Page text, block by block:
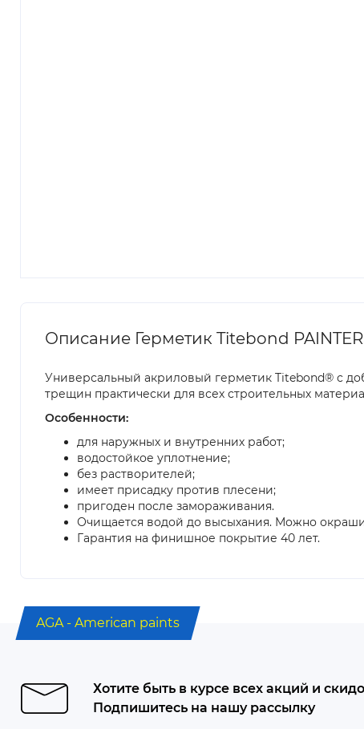
Описание Герметик Titebond
Универсальный акриловый герметик Titebond® с
трещин практически для всех строительных
Особенности:
для наружных и внутренних работ;
водостойкое уплотнение;
без растворителей;
имеет присадку против плесени;
пригоден после замораживания.
Очищается водой до высыхания. Можно
Гарантия на финишное покрытие 40 лет.
AGA - American paints
Хотите быть в курсе всех акций и
Подпишитесь на нашу рассылку